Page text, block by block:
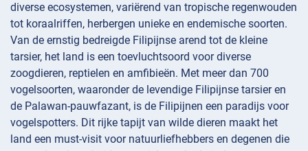
diverse ecosystemen, variërend van tropische regenwouden
tot koraalriffen, herbergen unieke en endemische soorten.
Van de ernstig bedreigde Filipijnse arend tot de kleine
tarsier, het land is een toevluchtsoord voor diverse
zoogdieren, reptielen en amfibieën. Met meer dan 700
vogelsoorten, waaronder de levendige Filipijnse tarsier en
de Palawan-pauwfazant, is de Filipijnen een paradijs voor
vogelspotters. Dit rijke tapijt van wilde dieren maakt het
land een must-visit voor natuurliefhebbers en degenen die